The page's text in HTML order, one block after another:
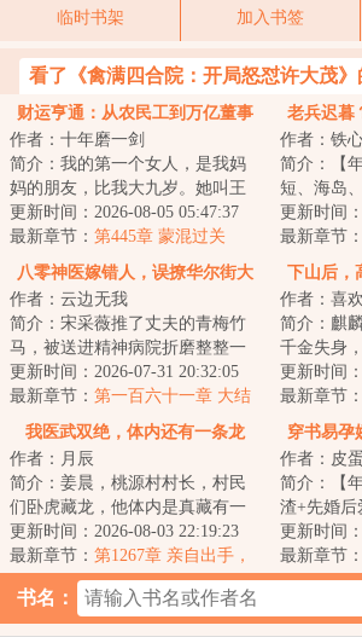
临时书架 加入书签
看了《禽满四合院：开局怒怼许大茂
财运亨通：从农民工到万亿董事
长
作者：十年磨一剑
简介：我的第一个女人，是我妈
妈的朋友，比我大九岁。她叫王
雪。年，我刚满十八，跟着王
雪，去海城打工。...
更新时间：2026-08-05 05:47:37
最新章节： 第445章 蒙混过关
老兵迟暮
作者：铁
简介：【
短、海岛
海、带娃
老兵陆振
更新时间
最新章节：
八零神医嫁错人，误撩华尔街大
佬宠疯了
作者：云边无我
简介：宋采薇推了丈夫的青梅竹
马，被送进精神病院折磨整整一
个月。&lt;br/&gt;出来后她事业被
毁，最爱她...
更新时间：2026-07-31 20:32:05
最新章节： 第一百六十一章 大结
局
下山后，
作者：喜
简介：麒
千金失身
作市井混
身负麒麟
更新时间
最新章节：
我医武双绝，体内还有一条龙
作者：月辰
简介：姜晨，桃源村村长，村民
们卧虎藏龙，他体内是真藏有一
条龙！在他突破之际，一美女武
道宗师将他推倒...
更新时间：2026-08-03 22:19:23
最新章节： 第1267章 亲自出手，
穿书易孕
作者：皮
简介：【
渣+先婚
清禾意外
定难产离
更新时间
最新章节：
而眠
书名：